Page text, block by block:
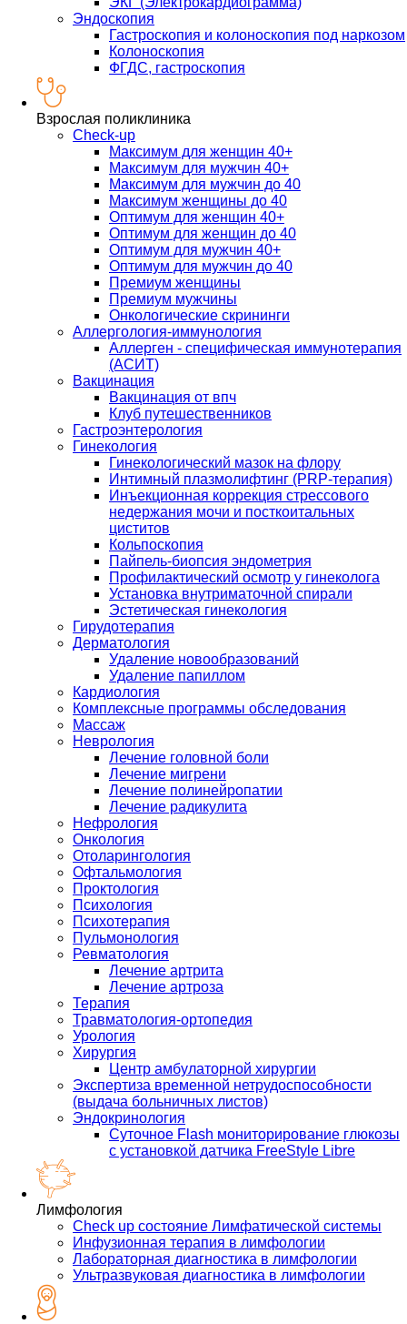
Эндоскопия
Гастроскопия и колоноскопия под наркозом
Колоноскопия
ФГДС, гастроскопия
Взрослая поликлиника
Check-up
Максимум для женщин 40+
Максимум для мужчин 40+
Максимум для мужчин до 40
Максимум женщины до 40
Оптимум для женщин 40+
Оптимум для женщин до 40
Оптимум для мужчин 40+
Оптимум для мужчин до 40
Премиум женщины
Премиум мужчины
Онкологические скрининги
Аллергология-иммунология
Аллерген - специфическая иммунотерапия
(АСИТ)
Вакцинация
Вакцинация от впч
Клуб путешественников
Гастроэнтерология
Гинекология
Гинекологический мазок на флору
Интимный плазмолифтинг (PRP-терапия)
Инъекционная коррекция стрессового
недержания мочи и посткоитальных
циститов
Кольпоскопия
Пайпель-биопсия эндометрия
Профилактический осмотр у гинеколога
Установка внутриматочной спирали
Эстетическая гинекология
Гирудотерапия
Дерматология
Удаление новообразований
Удаление папиллом
Кардиология
Комплексные программы обследования
Массаж
Неврология
Лечение головной боли
Лечение мигрени
Лечение полинейропатии
Лечение радикулита
Нефрология
Онкология
Отоларингология
Офтальмология
Проктология
Психология
Психотерапия
Пульмонология
Ревматология
Лечение артрита
Лечение артроза
Терапия
Травматология-ортопедия
Урология
Хирургия
Центр амбулаторной хирургии
Экспертиза временной нетрудоспособности
(выдача больничных листов)
Эндокринология
Суточное Flash мониторирование глюкозы
с установкой датчика FreeStyle Libre
Лимфология
Check up состояние Лимфатической системы
Инфузионная терапия в лимфологии
Лабораторная диагностика в лимфологии
Ультразвуковая диагностика в лимфологии